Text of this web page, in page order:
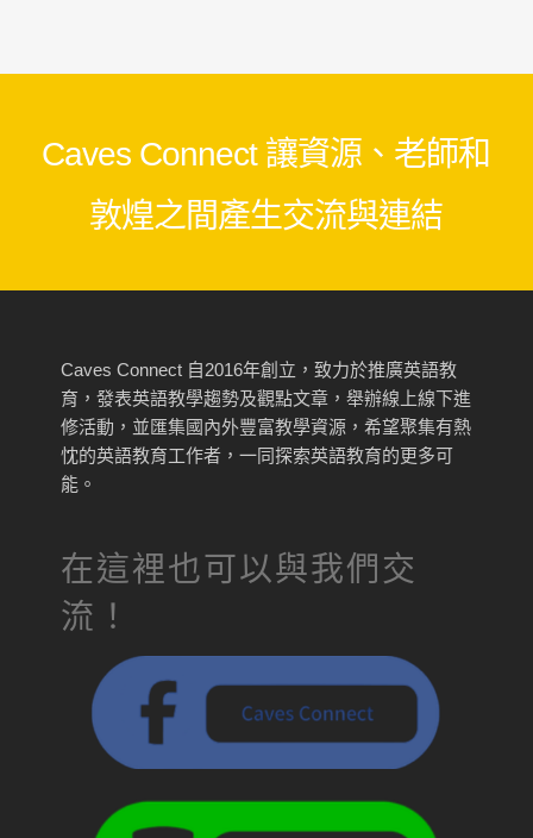
Caves Connect 讓資源、老師和
敦煌之間產生交流與連結
Caves Connect 自2016年創立，致力於推廣英語教
育，發表英語教學趨勢及觀點文章，舉辦線上線下進
修活動，並匯集國內外豐富教學資源，希望聚集有熱
忱的英語教育工作者，一同探索英語教育的更多可
能。
在這裡也可以與我們交
流！